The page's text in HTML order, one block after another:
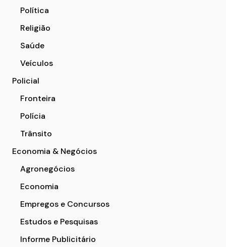
Política
Religião
Saúde
Veículos
Policial
Fronteira
Polícia
Trânsito
Economia & Negócios
Agronegócios
Economia
Empregos e Concursos
Estudos e Pesquisas
Informe Publicitário